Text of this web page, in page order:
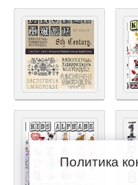
Политика